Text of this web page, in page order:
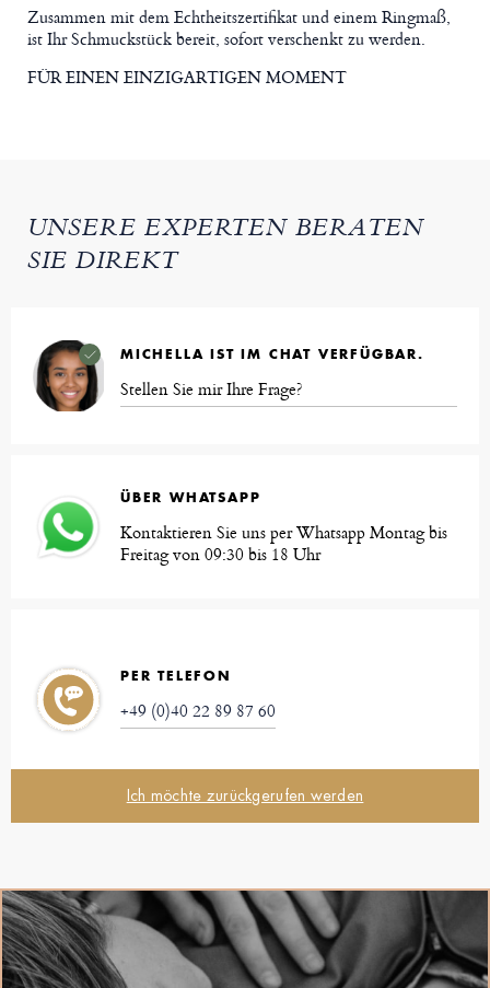
Zusammen mit dem Echtheitszertifikat und einem Ringmaß,
ist Ihr Schmuckstück bereit, sofort verschenkt zu werden.
FÜR EINEN EINZIGARTIGEN MOMENT
UNSERE EXPERTEN BERATEN
SIE DIREKT
MICHELLA IST IM CHAT VERFÜGBAR.
Stellen Sie mir Ihre Frage?
ÜBER WHATSAPP
Kontaktieren Sie uns per Whatsapp Montag bis
Freitag von 09:30 bis 18 Uhr
PER TELEFON
+49 (0)40 22 89 87 60
Ich möchte zurückgerufen werden